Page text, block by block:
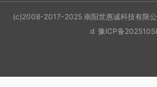
(c)2008-2017-2025 南阳世惠诚科技有限
d 豫ICP备